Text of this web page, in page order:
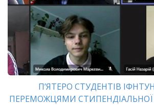
П’ЯТЕРО СТУДЕНТІВ
ПЕРЕМОЖЦЯМИ